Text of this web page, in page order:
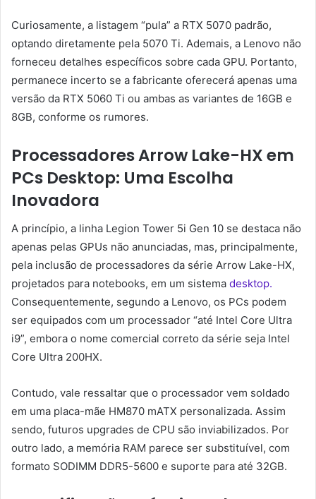
Curiosamente, a listagem “pula” a RTX 5070 padrão,
optando diretamente pela 5070 Ti. Ademais, a Lenovo não
forneceu detalhes específicos sobre cada GPU. Portanto,
permanece incerto se a fabricante oferecerá apenas uma
versão da RTX 5060 Ti ou ambas as variantes de 16GB e
8GB, conforme os rumores.
Processadores Arrow Lake-HX em
PCs Desktop: Uma Escolha
Inovadora
A princípio, a linha Legion Tower 5i Gen 10 se destaca não
apenas pelas GPUs não anunciadas, mas, principalmente,
pela inclusão de processadores da série Arrow Lake-HX,
projetados para notebooks, em um sistema desktop.
Consequentemente, segundo a Lenovo, os PCs podem
ser equipados com um processador “até Intel Core Ultra
i9”, embora o nome comercial correto da série seja Intel
Core Ultra 200HX.
Contudo, vale ressaltar que o processador vem soldado
em uma placa-mãe HM870 mATX personalizada. Assim
sendo, futuros upgrades de CPU são inviabilizados. Por
outro lado, a memória RAM parece ser substituível, com
formato SODIMM DDR5-5600 e suporte para até 32GB.